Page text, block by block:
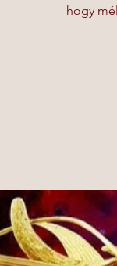
hogy